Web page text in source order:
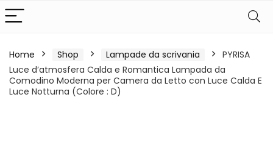
Home Shop Lampade da scrivania
PYRISA
Luce d’atmosfera Calda e Romantica Lampada da
Comodino Moderna per Camera da Letto con Luce Calda E
Luce Notturna (Colore : D)